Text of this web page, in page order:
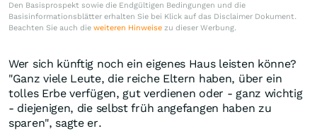
Den Basisprospekt sowie die Endgültigen Bedingungen und die
Basisinformationsblätter erhalten Sie bei Klick auf das Disclaimer Dokument.
Beachten Sie auch die weiteren Hinweise zu dieser Werbung.
Wer sich künftig noch ein eigenes Haus leisten könne?
"Ganz viele Leute, die reiche Eltern haben, über ein
tolles Erbe verfügen, gut verdienen oder - ganz wichtig
- diejenigen, die selbst früh angefangen haben zu
sparen", sagte er.